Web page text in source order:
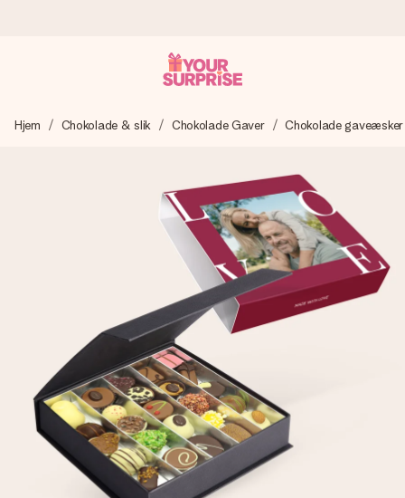
Vi laver din gave med omhu og sender den lynhurtigt – så
4,7 (baseret på +15.000 anmeldelser)
Vores gaver inspirerer. Kunderne giver os 4,7 på Google
Gratis kort med hilsen
Lav noget særligt i blot få trin – med hendes navn, et
billede af dig eller en besked, der går lige i hendes hjerte.
Intet besvær men udelukkende en masse kærlighed i
øjeblikket.
Hjem Chokolade & slik Chokolade Gaver Chokolade gaveæsker